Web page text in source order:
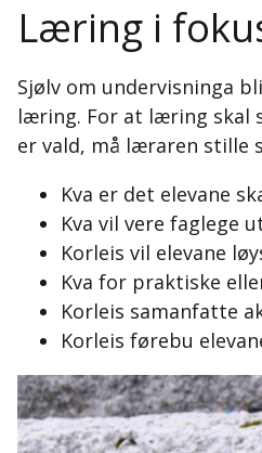
Læring i
Sjølv om undervisninga
læring. For at læring skal
er vald, må læraren stille
Kva er det elevane
Kva vil vere faglege
Korleis vil elevane
Kva for praktiske
Korleis samanfatte
Korleis førebu